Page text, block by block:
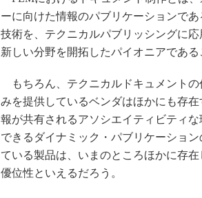
ーに向けた情報のパブリケーションで
技術を、テクニカルパブリッシングに
新しい分野を開拓したパイオニアである
もちろん、テクニカルドキュメントの
みを提供しているベンダはほかにも存
報が共有されるアソシエイティビティ
できるダイナミック・パブリケーショ
ている製品は、いまのところほかに存
優位性といえるだろう。